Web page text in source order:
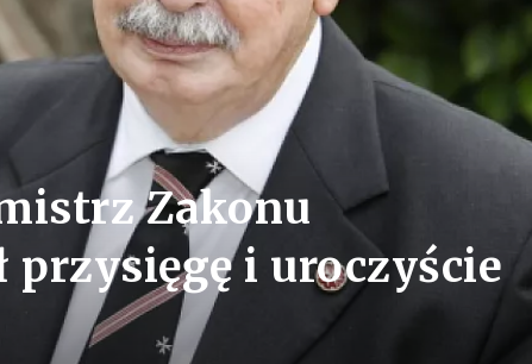
Zakonu
przysięgę i uroczyście